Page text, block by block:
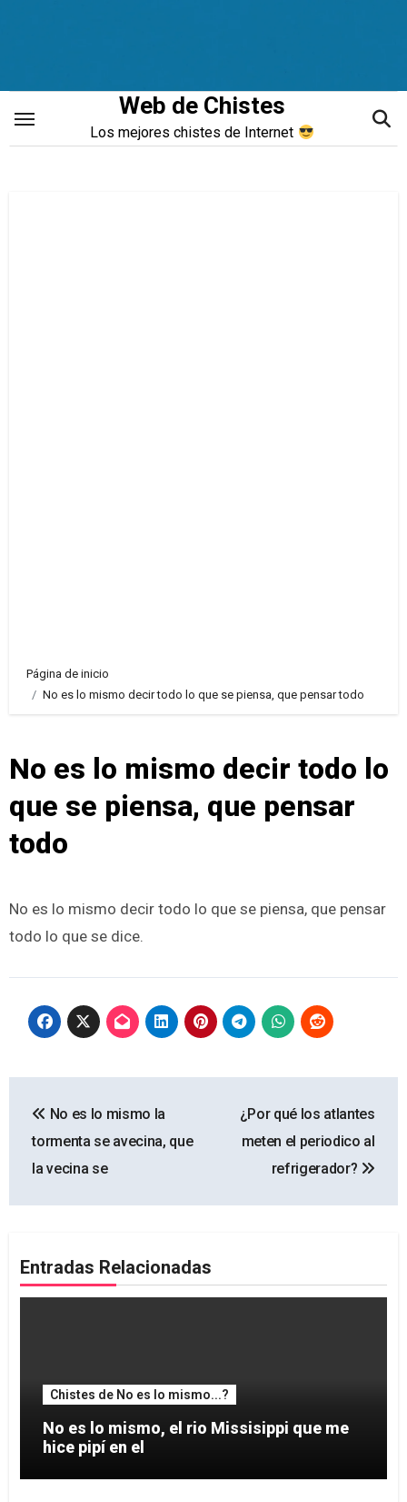
Web de Chistes
Los mejores chistes de Internet
Página de inicio
No es lo mismo decir todo lo que se piensa, que pensar todo
No es lo mismo decir todo lo
que se piensa, que pensar
todo
No es lo mismo decir todo lo que se piensa, que pensar
todo lo que se dice.
de
entradas
No es lo mismo la
tormenta se avecina, que
la vecina se
¿Por qué los atlantes
meten el periodico al
refrigerador?
Entradas Relacionadas
Chistes de No es lo mismo...?
No es lo mismo, el rio Missisippi que me
hice pipí en el